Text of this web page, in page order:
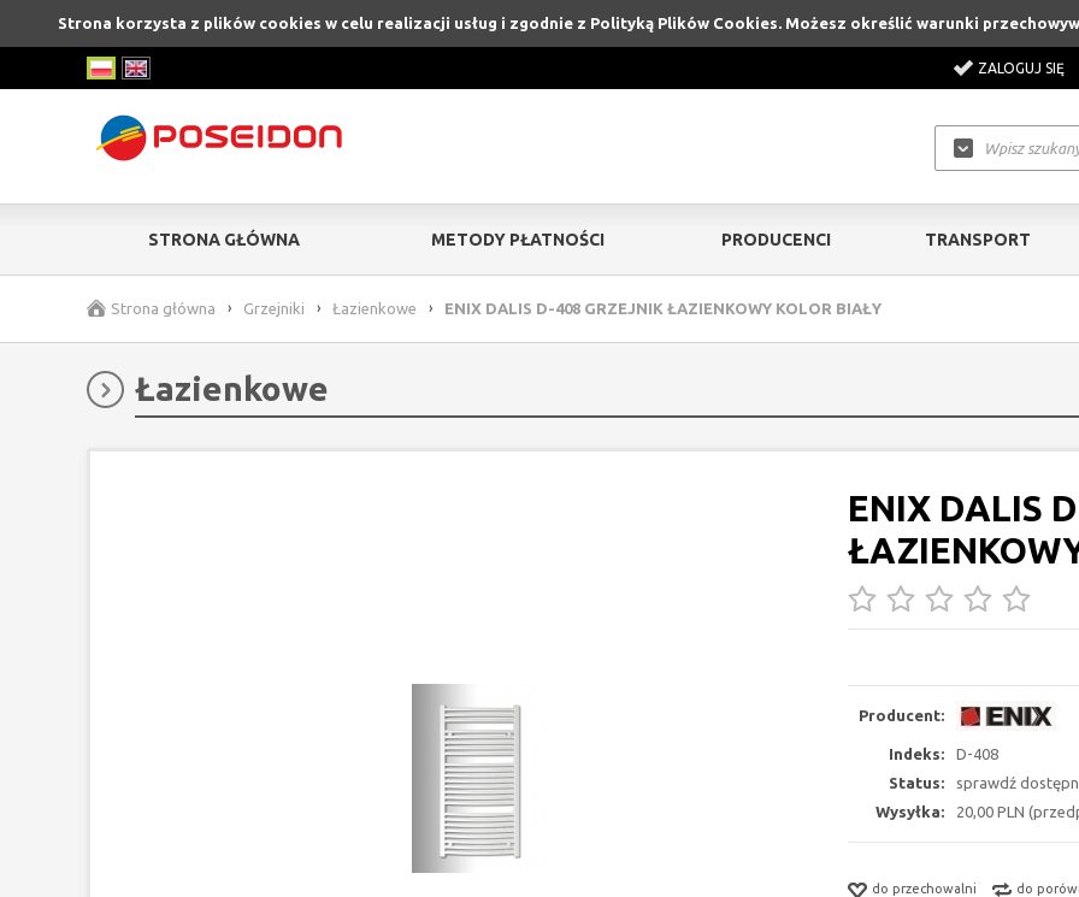
Strona korzysta z plików cookies w celu realizacji usług i zgodnie z Polityką Plików Cookies. Możesz określić warunki
ZALOGUJ SIĘ
STRONA GŁÓWNA METODY PŁATNOŚCI PRODUCENCI TRANSPORT
Strona główna › Grzejniki › Łazienkowe › ENIX DALIS D-408 GRZEJNIK ŁAZIENKOWY KOLOR BIAŁY
Łazienkowe
ENIX DALIS
Producent:
Indeks:
D-408
Status:
sprawdź
Wysyłka:
20,00 PLN
do przechowalni do